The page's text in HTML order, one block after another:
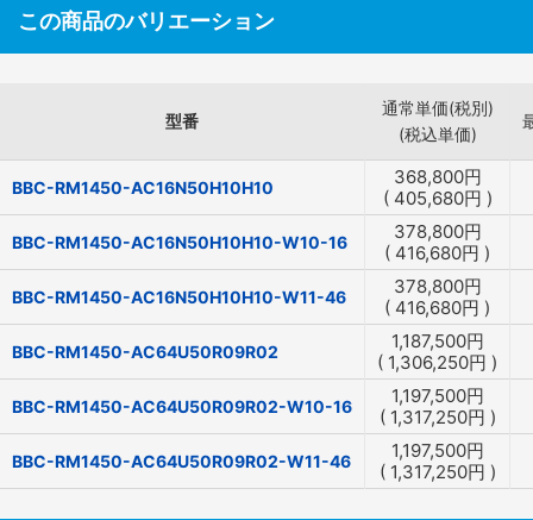
この商品のバリエーション
型番
通常単価(税別)
(税込単価)
BBC-RM1450-AC16N50H10H10 368,800円
( 405,680円 )
BBC-RM1450-AC16N50H10H10-W10-16 378,800円
( 416,680円 )
BBC-RM1450-AC16N50H10H10-W11-46 378,800円
( 416,680円 )
BBC-RM1450-AC64U50R09R02 1,187,500円
( 1,306,250円 )
BBC-RM1450-AC64U50R09R02-W10-16 1,197,500円
( 1,317,250円 )
BBC-RM1450-AC64U50R09R02-W11-46 1,197,500円
( 1,317,250円 )